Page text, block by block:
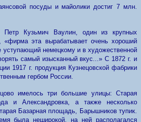
посуды и майолики достиг 7 млн.
Кузьмич Ваулин, один из крупных
«фирма эта вырабатывает очень хороший
уступающий немецкому и в художественной
самый изысканный вкус...» С 1872 г. и
1917 г. продукция Кузнецовской фабрики
гербом России.
имелось три большие улицы: Старая
и Александровка, а также несколько
Базарная площадь, Барышников тупик.
была неширокой, на ней располагался